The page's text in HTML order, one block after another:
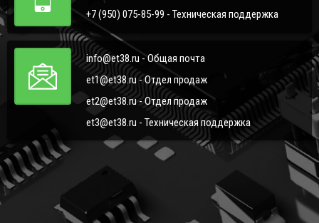
+7 (950) 075-85-99 - Техническая поддержка
info@et38.ru - Общая почта
et1@et38.ru - Отдел продаж
et2@et38.ru - Отдел продаж
et3@et38.ru - Техническая поддержка